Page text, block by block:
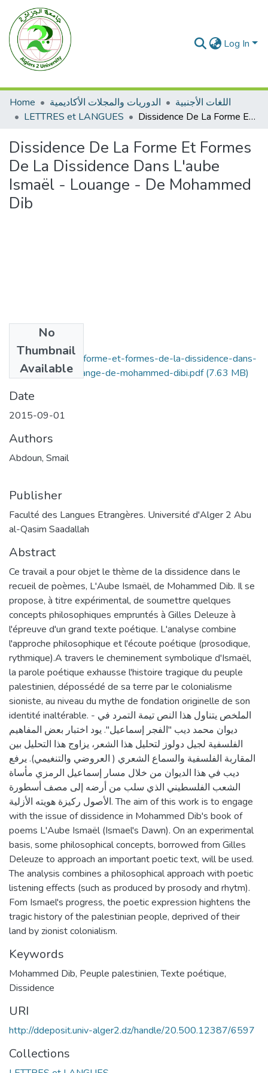
Log In
Home الدوريات والمجلات الأكاديمية
اللغات الأجنبية
LETTRES et LANGUES
Dissidence De La Forme Et Formes De La Dissidence Dans L'aube Ismaël - Louange - De Mohammed Dib
Dissidence De La Forme Et Formes
De La Dissidence Dans L'aube
Ismaël - Louange - De Mohammed
Dib
No
Thumbnail
Available
dissidence-de-la-forme-et-formes-de-la-dissidence-dans-
l'aube-ismaël-louange-de-mohammed-dibi.pdf(7.63 MB)
Date
2015-09-01
Authors
Abdoun, Smail
Publisher
Faculté des Langues Etrangères. Université d'Alger 2 Abu
al-Qasim Saadallah
Abstract
Ce travail a pour objet le thème de la dissidence dans le
recueil de poèmes, L'Aube Ismaël, de Mohammed Dib. Il se
propose, à titre expérimental, de soumettre quelques
concepts philosophiques empruntés à Gilles Deleuze à
l'épreuve d'un grand texte poétique. L'analyse combine
l'approche philosophique et l'écoute poétique (prosodique,
rythmique).A travers le cheminement symbolique d'Ismaël,
la parole poétique exhausse l'histoire tragique du peuple
palestinien, dépossédé de sa terre par le colonialisme
sioniste, au niveau du mythe de fondation originelle de son
identité inaltérable. - الملخص يتناول هذا النص تيمة التمرد في
ديوان محمد ديب "الفجر إسماعيل". يود اختبار بعض المفاهيم
الفلسفية لجيل دولوز لتحليل هذا الشعر، يزاوج هذا التحليل بين
المقاربة الفلسفية والسماع الشعري ( العروضي والتنغيمي). يرفع
ديب في هذا الديوان من خلال مسار إسماعيل الرمزي مأساة
الشعب الفلسطيني الذي سلب من أرضه إلى مصف أسطورة
الأصول ركيزة هويته الأزلية. The aim of this work is to engage
with the issue of dissidence in Mohammed Dib's book of
poems L'Aube Ismaël (Ismael's Dawn). On an experimental
basis, some philosophical concepts, borrowed from Gilles
Deleuze to approach an important poetic text, will be used.
The analysis combines a philosophical approach with poetic
listening effects (such as produced by prosody and rhytm).
Fom Ismael's progress, the poetic expression hightens the
tragic history of the palestinian people, deprived of their
land by zionist colonialism.
Keywords
Mohammed Dib, Peuple palestinien,Texte poétique,
Dissidence
URI
http://ddeposit.univ-alger2.dz/handle/20.500.12387/6597
Collections